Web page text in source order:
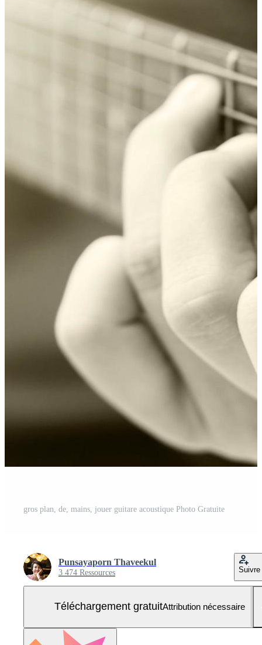
gros plan, de, mains, jouer guitare acoustique Photo Gratuite
Punsayaporn Thaveekul
3 474 Ressources Suivre
Téléchargement gratuitAttribution nécessaire